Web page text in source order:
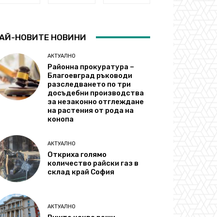
НОВИТЕ НОВИНИ
АКТУАЛНО
Районна прокуратура –
Благоевград ръководи
разследването по три
досъдебни производства
за незаконно отглеждане
на растения от рода на
конопа
АКТУАЛНО
Откриха голямо
количество райски газ в
склад край София
АКТУАЛНО